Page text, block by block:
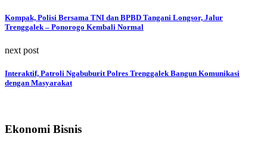
Kompak, Polisi Bersama TNI dan BPBD Tangani Longsor, Jalur
Trenggalek – Ponorogo Kembali Normal
next post
Interaktif, Patroli Ngabuburit Polres Trenggalek Bangun Komunikasi
dengan Masyarakat
Ekonomi Bisnis